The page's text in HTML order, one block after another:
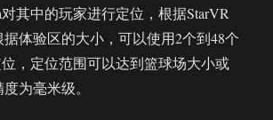
对其中的玩家进行定位，根据StarVR
体验区的大小，可以使用2个到48个
位，定位范围可以达到篮球场大小或
为毫米级。